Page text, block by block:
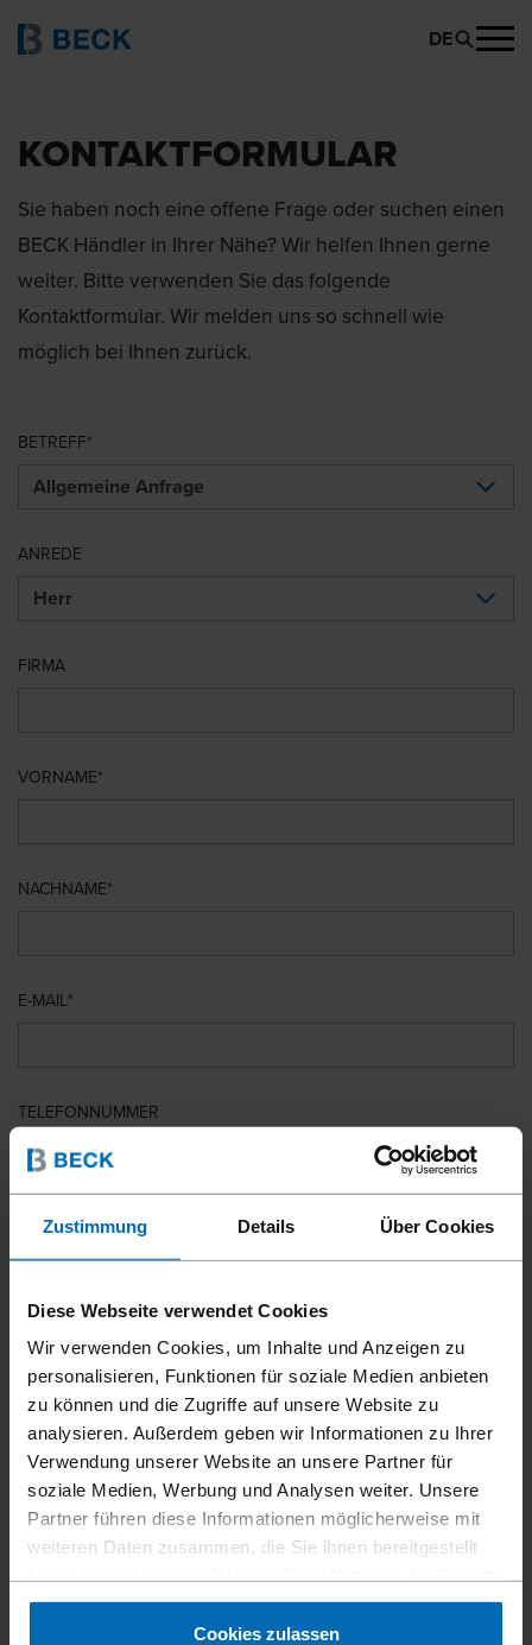
Zustimmung Details Über Cookies
Diese Webseite verwendet Cookies
Wir verwenden Cookies, um Inhalte und Anzeigen zu
personalisieren, Funktionen für soziale Medien anbieten
zu können und die Zugriffe auf unsere Website zu
analysieren. Außerdem geben wir Informationen zu Ihrer
Verwendung unserer Website an unsere Partner für
soziale Medien, Werbung und Analysen weiter. Unsere
Partner führen diese Informationen möglicherweise mit
weiteren Daten zusammen, die Sie ihnen bereitgestellt
gesammelt haben.
Cookies zulassen
DE
KONTAKTFORMULAR
Sie haben noch eine offene Frage oder suchen einen
BECK Händler in Ihrer Nähe? Wir helfen Ihnen gerne
weiter. Bitte verwenden Sie das folgende
Kontaktformular. Wir melden uns so schnell wie
möglich bei Ihnen zurück.
BETREFF
ANREDE
FIRMA
VORNAME
NACHNAME
E-MAIL
TELEFONNUMMER
LAND
PLZ
IHRE NACHRICHT